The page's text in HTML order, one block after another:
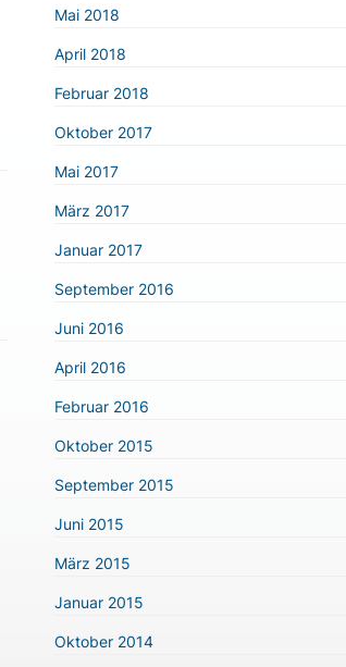
Mai 2018
April 2018
Februar 2018
Oktober 2017
Mai 2017
März 2017
Januar 2017
September 2016
Juni 2016
April 2016
Februar 2016
Oktober 2015
September 2015
Juni 2015
März 2015
Januar 2015
Oktober 2014